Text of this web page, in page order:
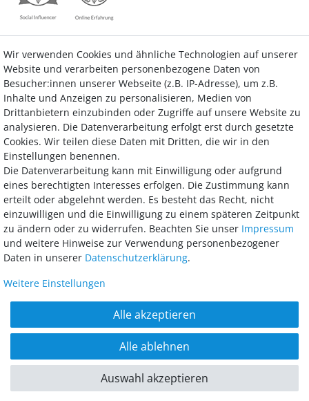
Vertrag widerrufen Kontakt
Bezahlung
Wir bieten Ihnen viele Möglichkeiten einer sicheren und bequemen
Bezahlung.
Widerrufsrecht Datenschutz
Barrierefreiheitserklärung
© 2018 - 2026 McGarden24 GmbH / Alle Rechte vorbehalten. Alle Preise inkl.
MwSt. und zzgl. Versandkosten. **Gilt für Lieferungen innerhalb
Deutschlands.powered bycreateyourtemplate
Wir verwenden Cookies und ähnliche Technologien auf unserer
Website und verarbeiten personenbezogene Daten von
Besucher:innen unserer Webseite (z.B. IP-Adresse), um z.B.
Inhalte und Anzeigen zu personalisieren, Medien von
Drittanbietern einzubinden oder Zugriffe auf unsere Website zu
analysieren. Die Datenverarbeitung erfolgt erst durch gesetzte
Cookies. Wir teilen diese Daten mit Dritten, die wir in den
Einstellungen benennen.
Die Datenverarbeitung kann mit Einwilligung oder aufgrund
eines berechtigten Interesses erfolgen. Die Zustimmung kann
erteilt oder abgelehnt werden. Es besteht das Recht, nicht
einzuwilligen und die Einwilligung zu einem späteren Zeitpunkt
zu ändern oder zu widerrufen. Beachten Sie unser Impressum
und weitere Hinweise zur Verwendung personenbezogener
Daten in unserer Daten­schutz­erklärung.
Weitere Einstellungen
Alle akzeptieren
Alle ablehnen
Auswahl akzeptieren